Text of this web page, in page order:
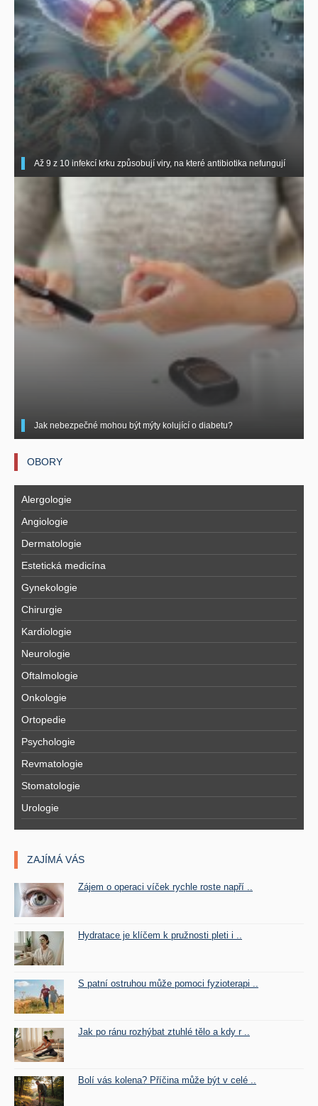
Až 9 z 10 infekcí krku způsobují viry, na které antibiotika nefungují
Jak nebezpečné mohou být mýty kolující o diabetu?
OBORY
Alergologie
Angiologie
Dermatologie
Estetická medicína
Gynekologie
Chirurgie
Kardiologie
Neurologie
Oftalmologie
Onkologie
Ortopedie
Psychologie
Revmatologie
Stomatologie
Urologie
ZAJÍMÁ VÁS
Zájem o operaci víček rychle roste napří ..
Hydratace je klíčem k pružnosti pleti i ..
S patní ostruhou může pomoci fyzioterapi ..
Jak po ránu rozhýbat ztuhlé tělo a kdy r ..
Bolí vás kolena? Příčina může být v celé ..